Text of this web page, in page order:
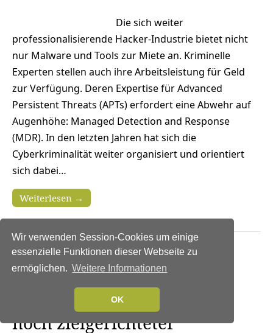
Wir verwenden Session-Cookies um einige
essenzielle Funktionen dieser Webseite zu
ermöglichen. Weitere Informationen
OK
Die sich weiter
professionalisierende Hacker-Industrie bietet nicht
nur Malware und Tools zur Miete an. Kriminelle
Experten stellen auch ihre Arbeitsleistung für Geld
zur Verfügung. Deren Expertise für Advanced
Persistent Threats (APTs) erfordert eine Abwehr auf
Augenhöhe: Managed Detection and Response
(MDR). In den letzten Jahren hat sich die
Cyberkriminalität weiter organisiert und orientiert
sich dabei…
Weiterlesen →
Cybersecurity Predictions:
Cyberangriffe werden 2021
noch zielgerichteter